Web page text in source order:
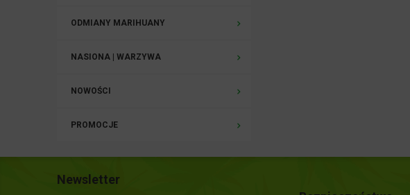
ODMIANY MARIHUANY
NASIONA | WARZYWA
NOWOŚCI
PROMOCJE
Newsletter